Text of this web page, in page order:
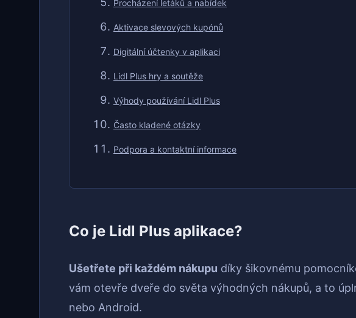
Procházení letáků a nabídek
Aktivace slevových kupónů
Digitální účtenky v aplikaci
Lidl Plus hry a soutěže
Výhody používání Lidl Plus
Často kladené otázky
Podpora a kontaktní informace
Co je Lidl Plus aplikace?
Ušetřete při každém nákupu díky šikovnému
vám otevře dveře do světa výhodných nákupů, a to
nebo Android.